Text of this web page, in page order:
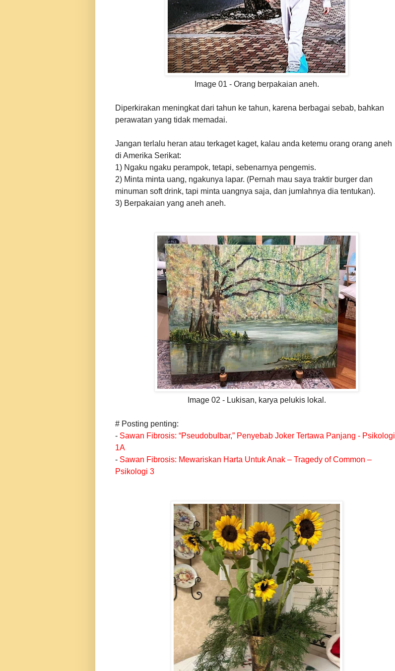
Image 01 - Orang berpakaian aneh.
Diperkirakan meningkat dari tahun ke tahun, karena berbagai sebab, bahkan
perawatan yang tidak memadai.
Jangan terlalu heran atau terkaget kaget, kalau anda ketemu orang orang aneh
di Amerika Serikat:
1) Ngaku ngaku perampok, tetapi, sebenarnya pengemis.
2) Minta minta uang, ngakunya lapar. (Pernah mau saya traktir burger dan
minuman soft drink, tapi minta uangnya saja, dan jumlahnya dia tentukan).
3) Berpakaian yang aneh aneh.
Image 02 - Lukisan, karya pelukis lokal.
# Posting penting:
- Sawan Fibrosis: “Pseudobulbar,” Penyebab Joker Tertawa Panjang - Psikologi
1A
- Sawan Fibrosis: Mewariskan Harta Untuk Anak – Tragedy of Common –
Psikologi 3